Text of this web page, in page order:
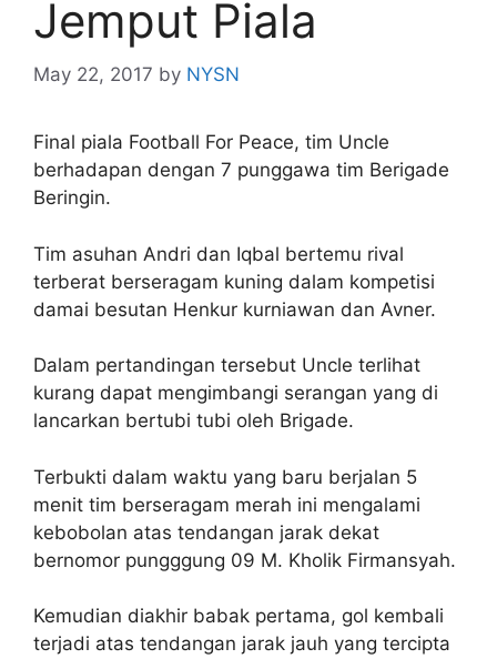
Jemput Piala
May 22, 2017 by NYSN
Final piala Football For Peace, tim Uncle
berhadapan dengan 7 punggawa tim Berigade
Beringin.
Tim asuhan Andri dan Iqbal bertemu rival
terberat berseragam kuning dalam kompetisi
damai besutan Henkur kurniawan dan Avner.
Dalam pertandingan tersebut Uncle terlihat
kurang dapat mengimbangi serangan yang di
lancarkan bertubi tubi oleh Brigade.
Terbukti dalam waktu yang baru berjalan 5
menit tim berseragam merah ini mengalami
kebobolan atas tendangan jarak dekat
bernomor pungggung 09 M. Kholik Firmansyah.
Kemudian diakhir babak pertama, gol kembali
terjadi atas tendangan jarak jauh yang tercipta